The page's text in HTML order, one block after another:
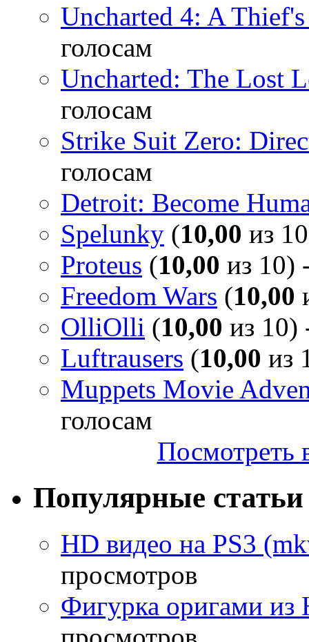
Uncharted 4: A
голосам
Uncharted: The Lost
голосам
Strike Suit Zero:
голосам
Detroit: Become
Spelunky (10,00 из
Proteus (10,00 из 10)
Freedom Wars (10,00
OlliOlli (10,00 из 10)
Luftrausers (10,00 из
Muppets Movie
голосам
Посмотреть
Популярные статьи
HD видео на PS3
просмотров
Фигурка оригами из